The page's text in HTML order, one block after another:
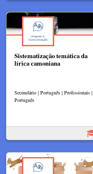
Sistematização temática da
lírica camoniana
Secundário | Português | Profissionais |
Português